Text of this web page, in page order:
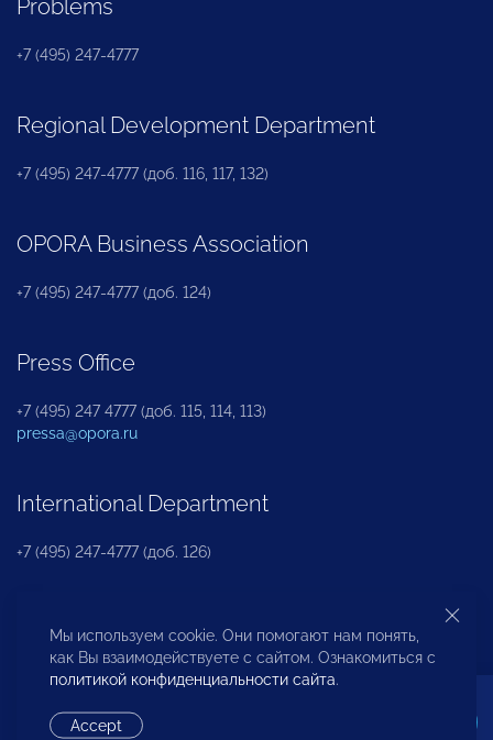
Problems
+7 (495) 247-4777
Regional Development Department
+7 (495) 247-4777 (доб. 116, 117, 132)
OPORA Business Association
+7 (495) 247-4777 (доб. 124)
Press Office
+7 (495) 247 4777 (доб. 115, 114, 113)
pressa@opora.ru
International Department
+7 (495) 247-4777 (доб. 126)
Business and Investment Rights Protection
Department
Мы используем cookie. Они помогают нам понять,
как Вы взаимодействуете с сайтом. Ознакомиться с
политикой конфиденциальности сайта.
Accept